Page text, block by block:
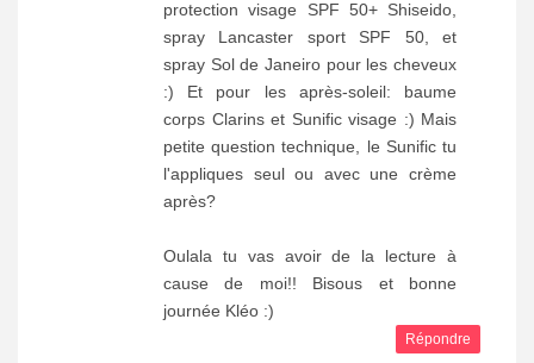
protection visage SPF 50+ Shiseido,
spray Lancaster sport SPF 50, et
spray Sol de Janeiro pour les cheveux
:) Et pour les après-soleil: baume
corps Clarins et Sunific visage :) Mais
petite question technique, le Sunific tu
l'appliques seul ou avec une crème
après?
Oulala tu vas avoir de la lecture à
cause de moi!! Bisous et bonne
journée Kléo :)
Répondre